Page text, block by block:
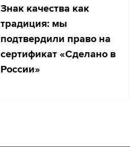
Знак качества как
традиция: мы
подтвердили право на
сертификат «Сделано в
России»